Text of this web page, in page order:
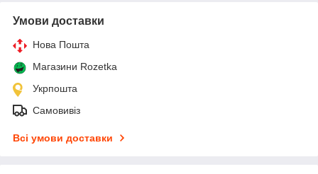
Умови доставки
Нова Пошта
Магазини Rozetka
Укрпошта
Самовивіз
Всі умови доставки